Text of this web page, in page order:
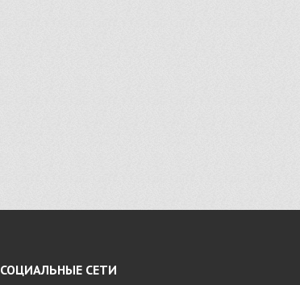
СОЦИАЛЬНЫЕ СЕТИ